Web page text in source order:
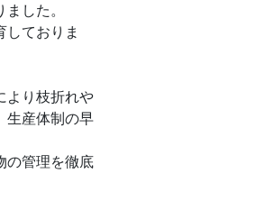
した。
ておりま
より枝折れや
生産体制の早
の管理を徹底